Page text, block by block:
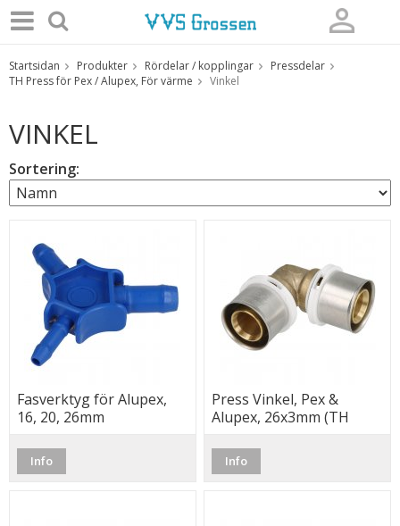
Produkten har blivit tillagd i varukorgen
Startsidan Produkter Rördelar / kopplingar
Pressdelar
TH Press för Pex / Alupex, För värme
Vinkel
VINKEL
Sortering:
Fasverktyg för Alupex,
16, 20, 26mm
Info
Press Vinkel, Pex &
Alupex, 26x3mm (TH
Info